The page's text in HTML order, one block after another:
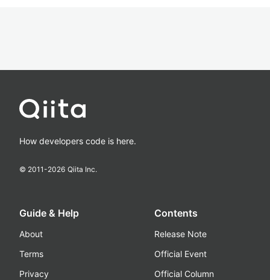
How developers code is here.
© 2011-2026 Qiita Inc.
Guide & Help
About
Terms
Privacy
Contents
Release Note
Official Event
Official Column